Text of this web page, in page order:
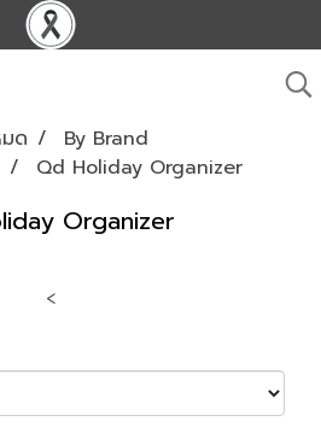
ด
By Brand
Qd Holiday Organizer
Organizer
<